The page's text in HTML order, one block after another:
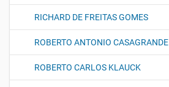
RICHARD DE FREITAS GOMES
ROBERTO ANTONIO CASAGRANDE
ROBERTO CARLOS KLAUCK